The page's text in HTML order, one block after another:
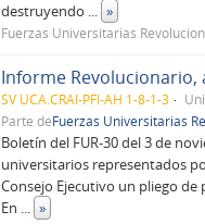
destruyendo ... »
Fuerzas Universitarias
Informe Revolucionario,
SV UCA.CRAI-PFI-AH 1-8-1-3
Parte deFuerzas Universitarias
Boletín del FUR-30 del 3 de
universitarios representados
Consejo Ejecutivo un pliego de
En ... »